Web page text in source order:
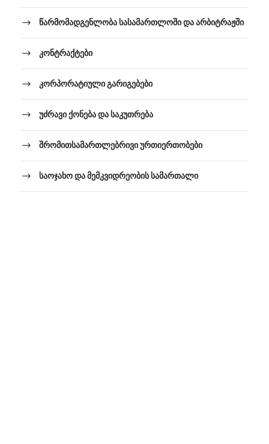
წარმომადგენლობა სასამართლოში და არბიტრაჟში
კონტრაქტები
კორპორატიული გარიგებები
უძრავი ქონება და საკუთრება
შრომითსამართლებრივი ურთიერთობები
საოჯახო და მემკვიდრეობის სამართალი